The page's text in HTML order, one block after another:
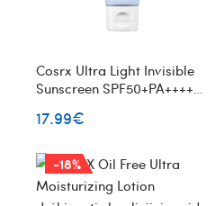
Cosrx Ultra Light Invisible
Sunscreen SPF50+PA++++
kremas nuo saulės
17.99€
-18%